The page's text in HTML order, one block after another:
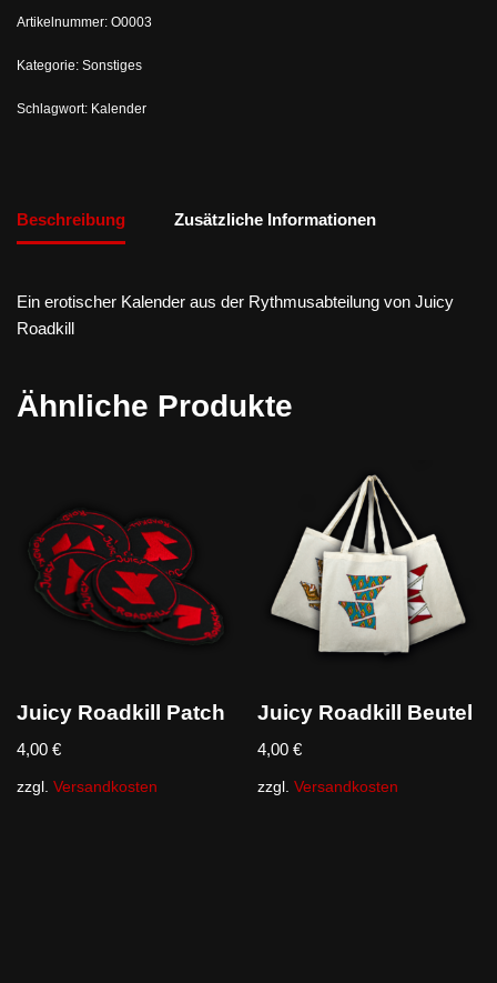
Artikelnummer: O0003
Kategorie: Sonstiges
Schlagwort: Kalender
Beschreibung Zusätzliche Informationen
Ein erotischer Kalender aus der Rythmusabteilung von Juicy
Roadkill
Ähnliche Produkte
Juicy Roadkill Patch
4,00 €
zzgl. Versandkosten
Juicy Roadkill Beutel
4,00€
zzgl.Versandkosten